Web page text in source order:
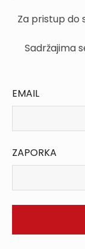
Za pristup do
Sadržajima
EMAIL
ZAPORKA